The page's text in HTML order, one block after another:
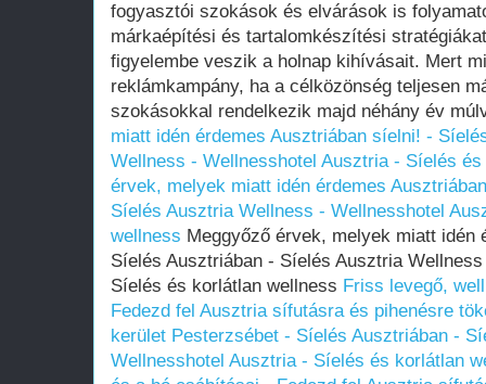
fogyasztói szokások és elvárások is
márkaépítési és tartalomkészítési
figyelembe veszik a holnap kihívásait. Mert
reklámkampány, ha a célközönség teljesen
szokásokkal rendelkezik majd néhány év
miatt idén érdemes Ausztriában síelni! -
Wellness - Wellnesshotel Ausztria - Síelés
érvek, melyek miatt idén érdemes
Síelés Ausztria Wellness - Wellnesshotel
wellness Meggyőző érvek, melyek miatt idén
Síelés Ausztriában - Síelés Ausztria
Síelés és korlátlan wellness Friss levegő,
Fedezd fel Ausztria sífutásra és pihenésre
kerület Pesterzsébet - Síelés Ausztriában -
Wellnesshotel Ausztria - Síelés és korlátlan